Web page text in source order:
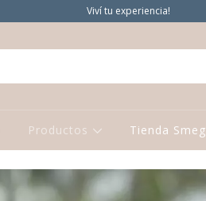
Viví tu experiencia!
Productos Tienda Smeg